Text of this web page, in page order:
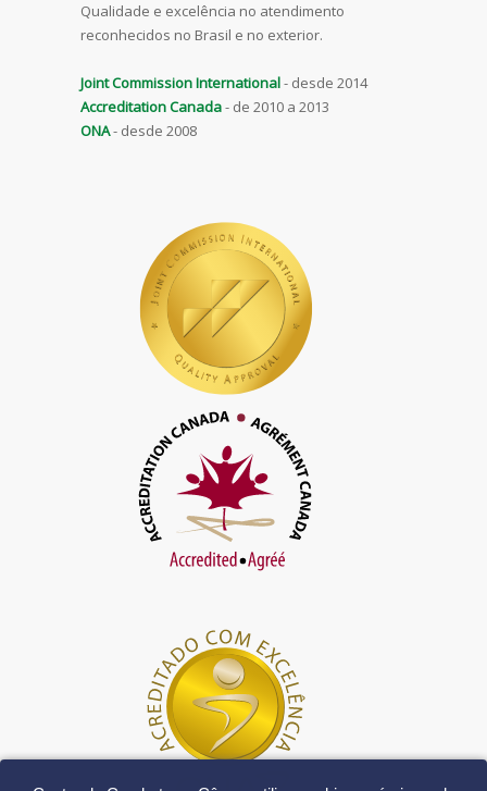
Qualidade e excelência no atendimento
reconhecidos no Brasil e no exterior.
Joint Commission International- desde 2014
Accreditation Canada- de 2010 a 2013
ONA- desde 2008